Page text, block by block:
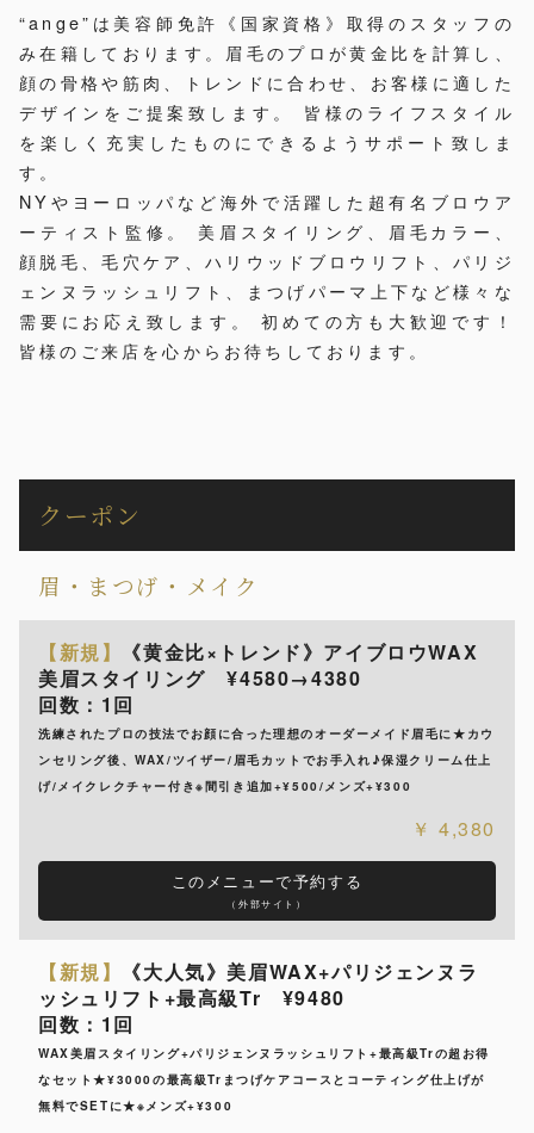
“ange”は美容師免許《国家資格》取得のスタッフの
み在籍しております。眉毛のプロが黄金比を計算し、
顔の骨格や筋肉、トレンドに合わせ、お客様に適した
デザインをご提案致します。 皆様のライフスタイル
を楽しく充実したものにできるようサポート致しま
す。
NYやヨーロッパなど海外で活躍した超有名ブロウア
ーティスト監修。 美眉スタイリング、眉毛カラー、
顔脱毛、毛穴ケア、ハリウッドブロウリフト、パリジ
ェンヌラッシュリフト、まつげパーマ上下など様々な
需要にお応え致します。 初めての方も大歓迎です！
皆様のご来店を心からお待ちしております。
クーポン
眉・まつげ・メイク
【新規】
《黄金比×トレンド》アイブロウWAX
美眉スタイリング ¥4580→4380
回数：1回
洗練されたプロの技法でお顔に合った理想のオーダーメイド眉毛に★カウ
ンセリング後、WAX/ツイザー/眉毛カットでお手入れ♪保湿クリーム仕上
げ/メイクレクチャー付き※間引き追加+¥500/メンズ+¥300
4,380
このメニューで予約する
（外部サイト）
【新規】
《大人気》美眉WAX+パリジェンヌラ
ッシュリフト+最高級Tr ¥9480
回数：1回
WAX美眉スタイリング+パリジェンヌラッシュリフト+最高級Trの超お得
なセット★¥3000の最高級Trまつげケアコースとコーティング仕上げが
無料でSETに★※メンズ+¥300